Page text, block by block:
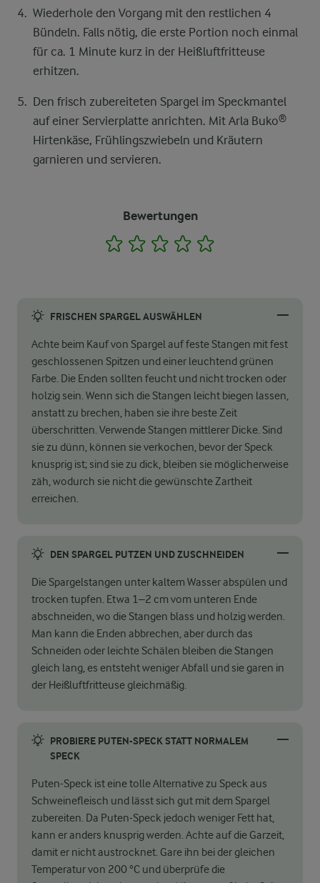
Wiederhole den Vorgang mit den restlichen 4
Bündeln. Falls nötig, die erste Portion noch einmal
für ca. 1 Minute kurz in der Heißluftfritteuse
erhitzen.
Den frisch zubereiteten Spargel im Speckmantel
auf einer Servierplatte anrichten. Mit Arla Buko®
Hirtenkäse, Frühlingszwiebeln und Kräutern
garnieren und servieren.
Bewertungen
1 2 3 4
FRISCHEN SPARGEL AUSWÄHLEN
Achte beim Kauf von Spargel auf feste Stangen mit fest
geschlossenen Spitzen und einer leuchtend grünen
Farbe. Die Enden sollten feucht und nicht trocken oder
holzig sein. Wenn sich die Stangen leicht biegen lassen,
anstatt zu brechen, haben sie ihre beste Zeit
überschritten. Verwende Stangen mittlerer Dicke. Sind
sie zu dünn, können sie verkochen, bevor der Speck
knusprig ist; sind sie zu dick, bleiben sie möglicherweise
zäh, wodurch sie nicht die gewünschte Zartheit
erreichen.
DEN SPARGEL PUTZEN UND ZUSCHNEIDEN
Die Spargelstangen unter kaltem Wasser abspülen und
trocken tupfen. Etwa 1–2 cm vom unteren Ende
abschneiden, wo die Stangen blass und holzig werden.
Man kann die Enden abbrechen, aber durch das
Schneiden oder leichte Schälen bleiben die Stangen
gleich lang, es entsteht weniger Abfall und sie garen in
der Heißluftfritteuse gleichmäßig.
PROBIERE PUTEN-SPECK STATT NORMALEM
SPECK
Puten-Speck ist eine tolle Alternative zu Speck aus
Schweinefleisch und lässt sich gut mit dem Spargel
zubereiten. Da Puten-Speck jedoch weniger Fett hat,
kann er anders knusprig werden. Achte auf die Garzeit,
damit er nicht austrocknet. Gare ihn bei der gleichen
Temperatur von 200 °C und überprüfe die